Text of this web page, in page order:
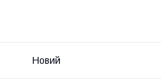
Новий